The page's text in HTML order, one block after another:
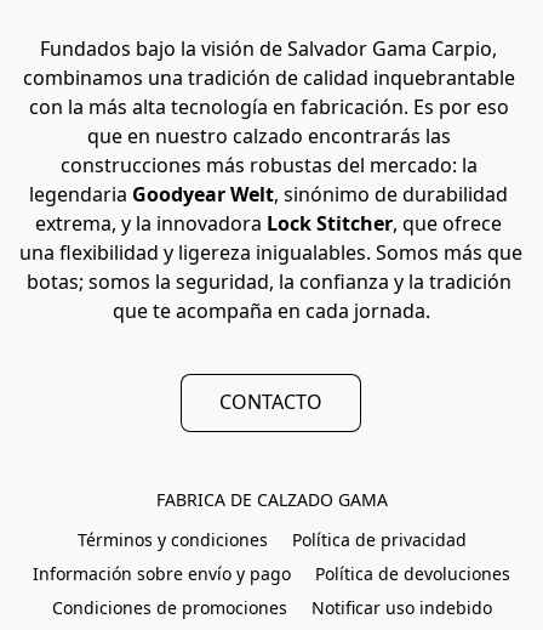
Fundados bajo la visión de Salvador Gama Carpio,
combinamos una tradición de calidad inquebrantable
con la más alta tecnología en fabricación. Es por eso
que en nuestro calzado encontrarás las
construcciones más robustas del mercado: la
legendaria Goodyear Welt, sinónimo de durabilidad
extrema, y la innovadora Lock Stitcher, que ofrece
una flexibilidad y ligereza inigualables. Somos más que
botas; somos la seguridad, la confianza y la tradición
que te acompaña en cada jornada.
CONTACTO
FABRICA DE CALZADO GAMA
Términos y condiciones
Política de privacidad
Información sobre envío y pago
Política de devoluciones
Condiciones de promociones
Notificar uso indebido